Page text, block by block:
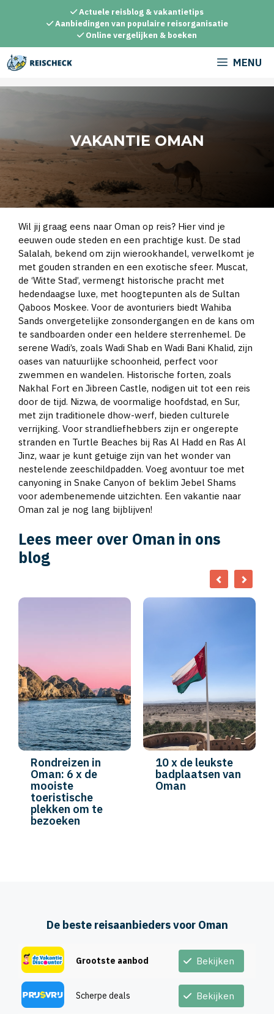
inhoud
Actuele reisblog & vakantietips
Aanbiedingen van populaire reisorganisatie
Online vergelijken & boeken
MENU
VAKANTIE OMAN
Wil jij graag eens naar Oman op reis? Hier vind je
eeuwen oude steden en een prachtige kust. De stad
Salalah, bekend om zijn wierookhandel, verwelkomt je
met gouden stranden en een exotische sfeer. Muscat,
de ‘Witte Stad’, vermengt historische pracht met
hedendaagse luxe, met hoogtepunten als de Sultan
Qaboos Moskee. Voor de avonturiers biedt Wahiba
Sands onvergetelijke zonsondergangen en de kans om
te sandboarden onder een heldere sterrenhemel. De
serene Wadi’s, zoals Wadi Shab en Wadi Bani Khalid, zijn
oases van natuurlijke schoonheid, perfect voor
zwemmen en wandelen. Historische forten, zoals
Nakhal Fort en Jibreen Castle, nodigen uit tot een reis
door de tijd. Nizwa, de voormalige hoofdstad, en Sur,
met zijn traditionele dhow-werf, bieden culturele
verrijking. Voor strandliefhebbers zijn er ongerepte
stranden en Turtle Beaches bij Ras Al Hadd en Ras Al
Jinz, waar je kunt getuige zijn van het wonder van
nestelende zeeschildpadden. Voeg avontuur toe met
canyoning in Snake Canyon of beklim Jebel Shams
voor adembenemende uitzichten. Een vakantie naar
Oman zal je nog lang bijblijven!
Lees meer over Oman in ons
blog
Rondreizen in
Oman: 6 x de
mooiste
toeristische
plekken om te
bezoeken
10 x de leukste
badplaatsen van
Oman
De beste reisaanbieders voor Oman
Grootste aanbod Bekijken
Scherpe deals Bekijken